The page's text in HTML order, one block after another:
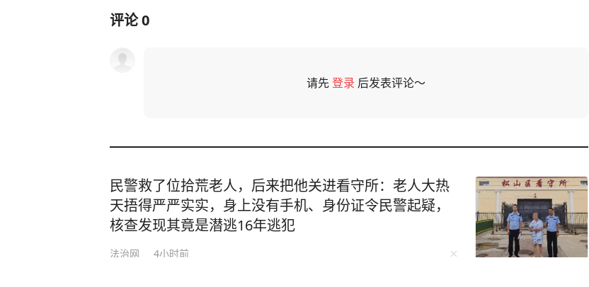
评论0
请先登录 后发表评论～
民警救了位拾荒老人，后来把他关进看守所：老人大热
天捂得严严实实，身上没有手机、身份证令民警起疑，
核查发现其竟是潜逃16年逃犯
法治网 4小时前